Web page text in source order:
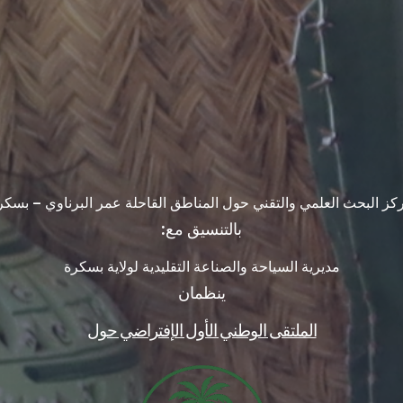
البحث العلمي والتقني حول المناطق القاحلة عمر البرناوي –
بالتنسيق مع:
مديرية السياحة والصناعة التقليدية لولاية بسكرة
ينظمان
الملتقى الوطني الأول الإفتراضي حول